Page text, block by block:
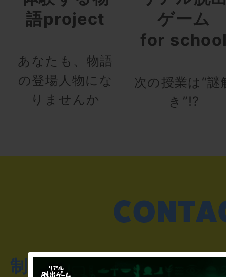
語project
あなたも、物語
の登場人物にな
りませんか
ゲーム
for
次の授業は“謎
き”!?
制作のご相談・コラボレ